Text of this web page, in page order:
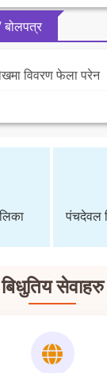
बोलपत्र
विवरण फेला परेन
बिधुतिय सेवाहरु